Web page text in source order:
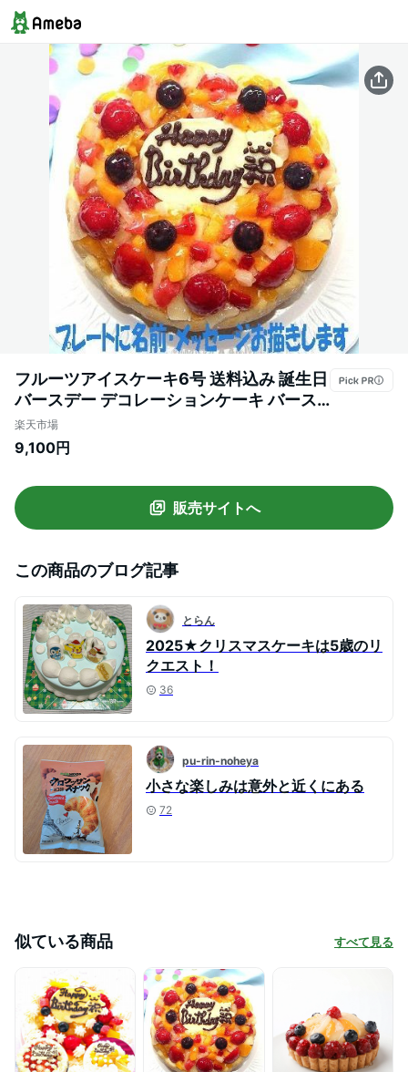
フルーツアイスケーキ6号 送料込み 誕生日
バースデー デコレーションケーキ バース
デーケーキ 子供 女性 記念日 人気スイーツ
メッセージプレート ホールケーキ フルー
楽天市場
9,100円
販売サイトへ
この商品のブログ記事
とらん
2025★クリスマスケーキは5歳のリ
クエスト！
36
pu-rin-noheya
小さな楽しみは意外と近くにある
72
似ている商品 すべて見る